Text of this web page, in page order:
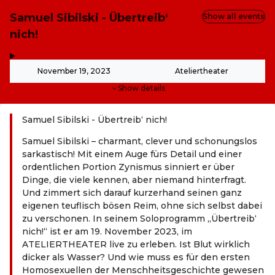
Samuel Sibilski - Übertreib‘
nich!
November 19, 2023 Ateliertheater
Show details
Show all events
Samuel Sibilski - Übertreib‘ nich!
Samuel Sibilski – charmant, clever und schonungslos
sarkastisch! Mit einem Auge fürs Detail und einer
ordentlichen Portion Zynismus sinniert er über
Dinge, die viele kennen, aber niemand hinterfragt.
Und zimmert sich darauf kurzerhand seinen ganz
eigenen teuflisch bösen Reim, ohne sich selbst dabei
zu verschonen. In seinem Soloprogramm „Übertreib‘
nich!“ ist er am 19. November 2023, im
ATELIERTHEATER live zu erleben. Ist Blut wirklich
dicker als Wasser? Und wie muss es für den ersten
Homosexuellen der Menschheitsgeschichte gewesen